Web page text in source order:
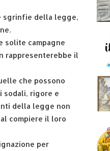
sgrinfie della legge,
solite campagne
rappresenterebbe il
che possono
sodali, rigore e
della legge non
compiere il loro
per